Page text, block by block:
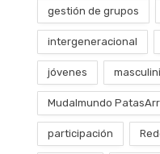
gestión de grupos
intergeneracional
jóvenes
Mudalmundo
participación